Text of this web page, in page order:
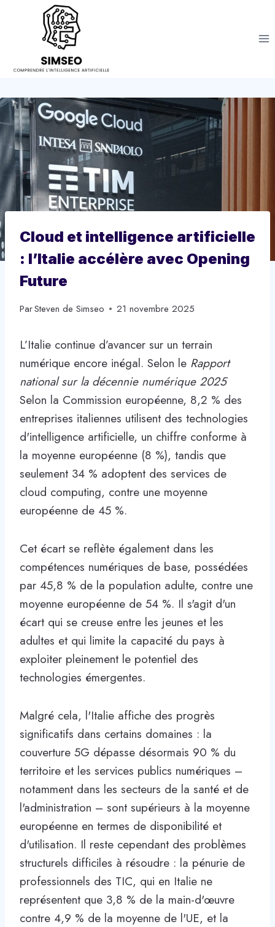
Cloud et intelligence artificielle
: l’Italie accélère avec Opening
Future
ParSteven de Simseo 21 novembre 2025
L’Italie continue d’avancer sur un terrain
numérique encore inégal. Selon le Rapport
national sur la décennie numérique 2025
Selon la Commission européenne, 8,2 % des
entreprises italiennes utilisent des technologies
d'intelligence artificielle, un chiffre conforme à
la moyenne européenne (8 %), tandis que
seulement 34 % adoptent des services de
cloud computing, contre une moyenne
européenne de 45 %.
Cet écart se reflète également dans les
compétences numériques de base, possédées
par 45,8 % de la population adulte, contre une
moyenne européenne de 54 %. Il s'agit d'un
écart qui se creuse entre les jeunes et les
adultes et qui limite la capacité du pays à
exploiter pleinement le potentiel des
technologies émergentes.
Malgré cela, l'Italie affiche des progrès
significatifs dans certains domaines : la
couverture 5G dépasse désormais 90 % du
territoire et les services publics numériques –
notamment dans les secteurs de la santé et de
l'administration – sont supérieurs à la moyenne
européenne en termes de disponibilité et
d'utilisation. Il reste cependant des problèmes
structurels difficiles à résoudre : la pénurie de
professionnels des TIC, qui en Italie ne
représentent que 3,8 % de la main-d'œuvre
contre 4,9 % de la moyenne de l'UE, et la